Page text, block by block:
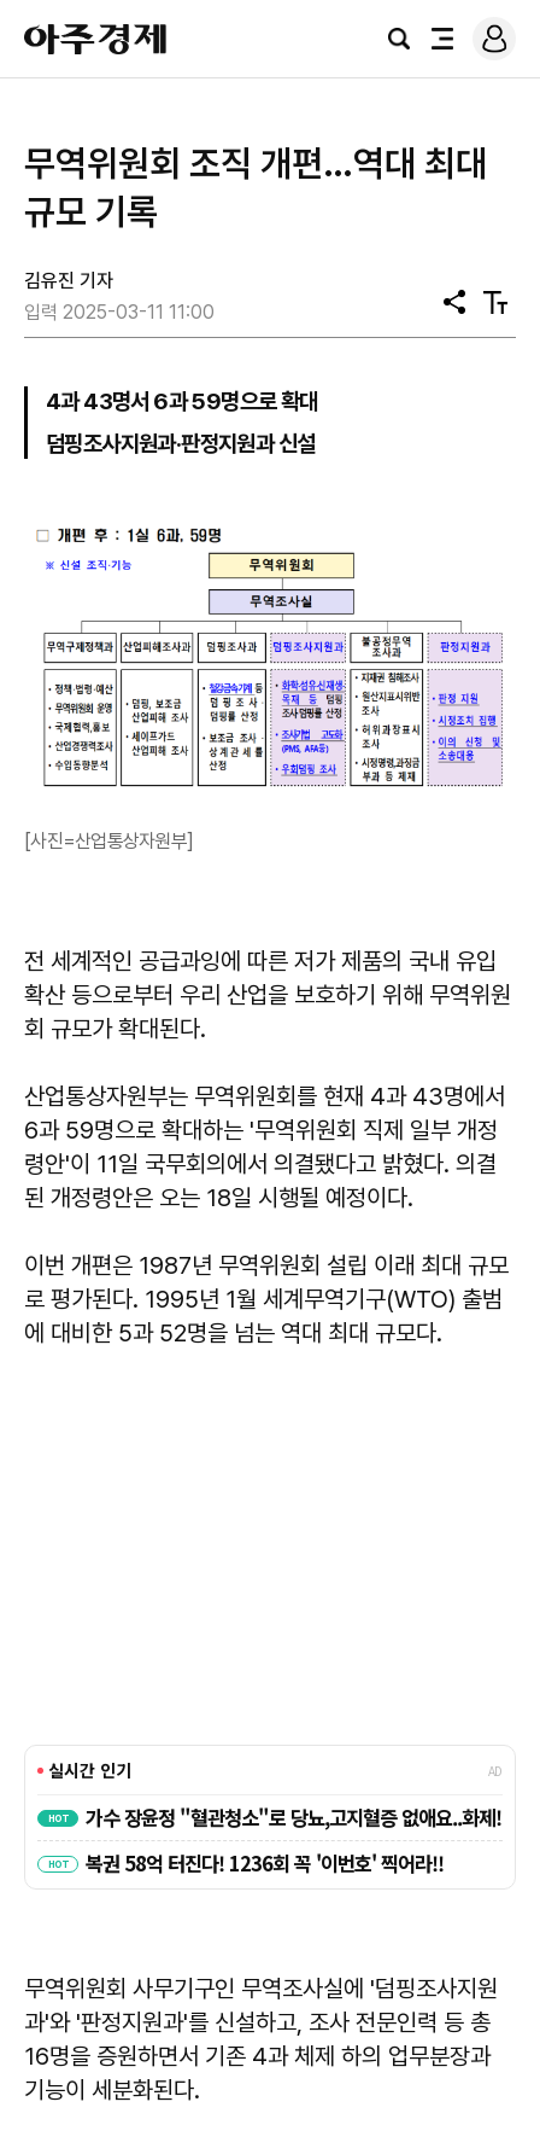
아
주
경
검
전
로
그
무역위원회 조직 개편…역대 최대
규모 기록
김유진 기자
입력 2025-03-11 11:00
공
유
텍
스
4과 43명서 6과 59명으로 확대
덤핑조사지원과·판정지원과 신설
[사진=산업통상자원부]
전 세계적인 공급과잉에 따른 저가 제품의 국내 유입
확산 등으로부터 우리 산업을 보호하기 위해 무역위원
회 규모가 확대된다.
산업통상자원부는 무역위원회를 현재 4과 43명에서
6과 59명으로 확대하는 '무역위원회 직제 일부 개정
령안'이 11일 국무회의에서 의결됐다고 밝혔다. 의결
된 개정령안은 오는 18일 시행될 예정이다.
이번 개편은 1987년 무역위원회 설립 이래 최대 규모
로 평가된다. 1995년 1월 세계무역기구(WTO) 출범
에 대비한 5과 52명을 넘는 역대 최대 규모다.
무역위원회 사무기구인 무역조사실에 '덤핑조사지원
과'와 '판정지원과'를 신설하고, 조사 전문인력 등 총
16명을 증원하면서 기존 4과 체제 하의 업무분장과
기능이 세분화된다.